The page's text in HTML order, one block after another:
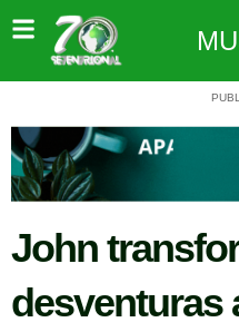
John
desventuras